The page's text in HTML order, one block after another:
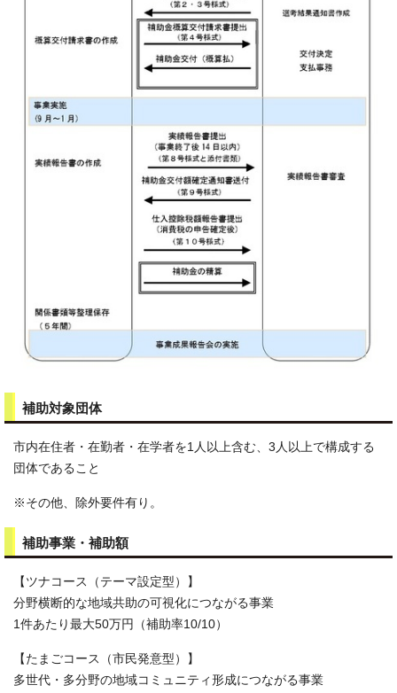
補助対象団体
市内在住者・在勤者・在学者を1人以上含む、3人以上で構成する
団体であること
※その他、除外要件有り。
補助事業・補助額
【ツナコース（テーマ設定型）】
分野横断的な地域共助の可視化につながる事業
1件あたり最大50万円（補助率10/10）
【たまごコース（市民発意型）】
多世代・多分野の地域コミュニティ形成につながる事業